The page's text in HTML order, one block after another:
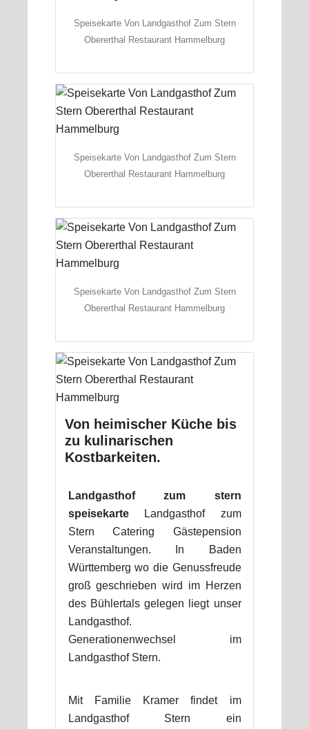
Speisekarte Von Landgasthof Zum Stern
Obererthal Restaurant Hammelburg
Speisekarte Von Landgasthof Zum Stern
Obererthal Restaurant Hammelburg
Speisekarte Von Landgasthof Zum Stern
Obererthal Restaurant Hammelburg
Von heimischer Küche bis
zu kulinarischen
Kostbarkeiten.
Landgasthof zum stern
speisekarteLandgasthof zum
Stern Catering Gästepension
Veranstaltungen. In Baden
Württemberg wo die Genussfreude
groß geschrieben wird im Herzen
des Bühlertals gelegen liegt unser
Landgasthof.
Generationenwechsel im
Landgasthof Stern.
Mit Familie Kramer findet im
Landgasthof Stern ein